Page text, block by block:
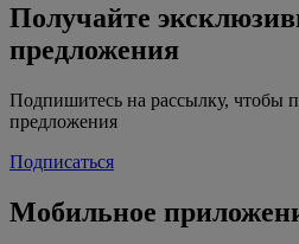
Получайте
предложения
Подпишитесь на рассылку, чтобы
предложения
Подписаться
Мобильное